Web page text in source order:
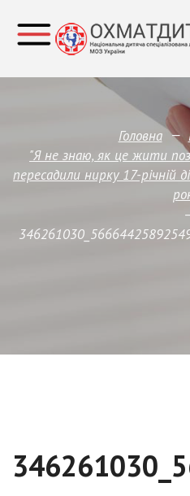
Головна —
"Я не знаю, як це жити
пересадили нирку 17-річній